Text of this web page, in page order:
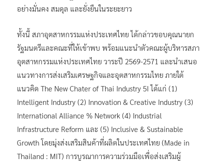
อย่างมั่นคง สมดุล และยั่งยืนในระยะยาว
ทั้งนี้ สภาอุตสาหกรรมแห่งประเทศไทย ได้กล่าวขอบคุณนายก
รัฐมนตรีและคณะที่ให้เข้าพบ พร้อมแนะนำตัวคณะผู้บริหารสภา
อุตสาหกรรมแห่งประเทศไทย วาระปี 2569-2571 และนำเสนอ
แนวทางการส่งเสริมเศรษฐกิจและอุตสาหกรรมไทย ภายใต้
แนวคิด The New Chater of Thai Industry 5I ได้แก่ (1)
Intelligent Industry (2) Innovation & Creative Industry (3)
International Alliance % Network (4) Industrial
Infrastructure Reform และ (5) Inclusive & Sustainable
Growth โดยมุ่งส่งเสริมสินค้าที่ผลิตในประเทศไทย (Made in
Thailand : MIT) การบูรณาการความร่วมมือเพื่อส่งเสริมผู้